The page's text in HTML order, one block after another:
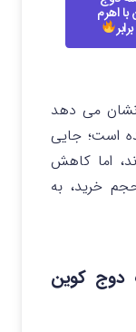
با اهرم
می‌ دهد
است؛ جایی
اما کاهش
خرید، به
دوج کوین